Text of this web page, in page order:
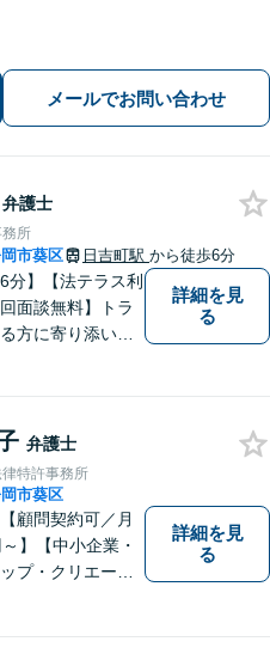
地域密着型の法律事務所
メールでお問い合わせ
弁護士
務所
市葵区 日吉町駅 から徒歩6分
分】【法テラス利
面談無料】トラ
方に寄り添い、
詳細を見
る
弁護士
特許事務所
市葵区
顧問契約可／月
】【中小企業・
プ・クリエータ
詳細を見
る